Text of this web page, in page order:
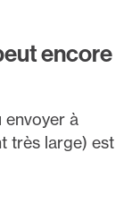
encore
envoyer à
très large) est